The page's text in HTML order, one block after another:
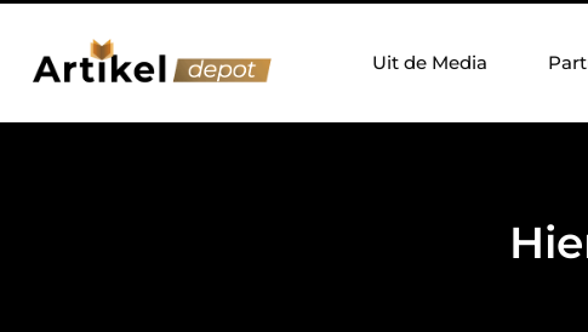
Uit de Media